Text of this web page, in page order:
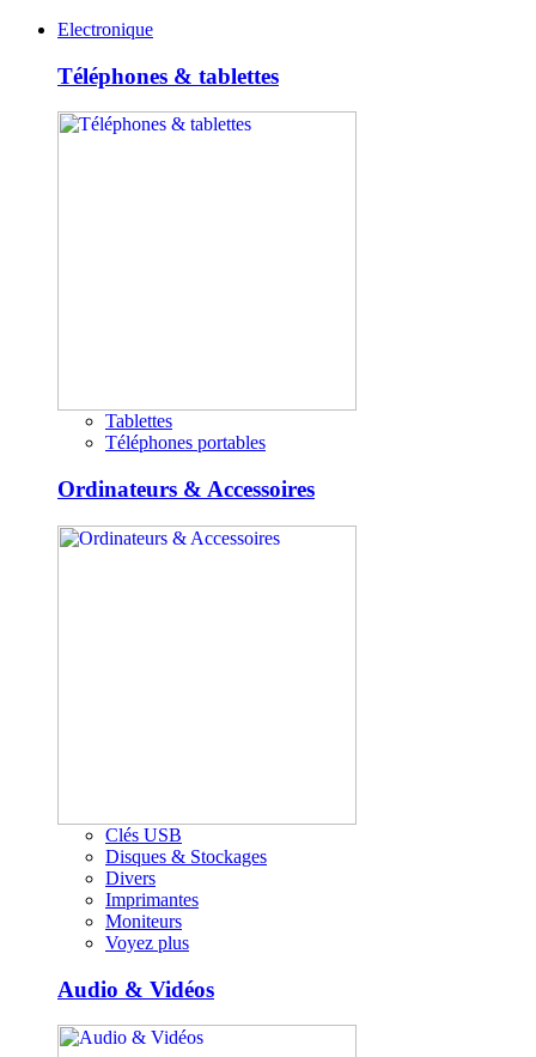
Electronique
Téléphones & tablettes
Tablettes
Téléphones portables
Ordinateurs & Accessoires
Clés USB
Disques & Stockages
Divers
Imprimantes
Moniteurs
Voyez plus
Audio & Vidéos